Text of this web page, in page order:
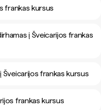
frankas kursus
į Šveicarijos frankas
frankas kursus
frankas kursus